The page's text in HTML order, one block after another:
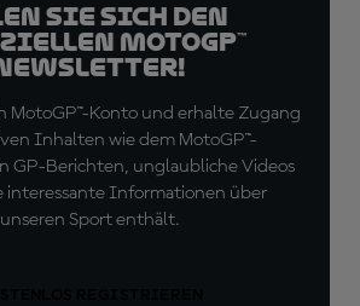
Sie sich den
MotoGP™
MotoGP™-Konto und erhalte Zugang
Inhalten wie dem MotoGP™-
GP-Berichten, unglaubliche Videos
interessante Informationen über
unseren Sport enthält.